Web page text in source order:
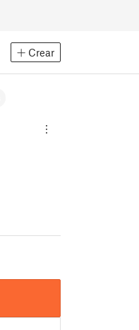
Crear